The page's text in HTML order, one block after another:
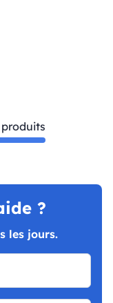
produits
?
les jours.